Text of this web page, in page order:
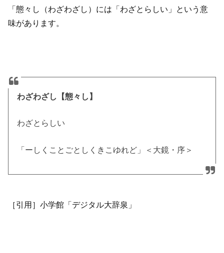
「態々し（わざわざし）には「わざとらしい」という意
味があります。
わざわざし【態々し】
わざとらしい
「ーしくことごとしくきこゆれど」＜大鏡・序＞
［引用］小学館「デジタル大辞泉」